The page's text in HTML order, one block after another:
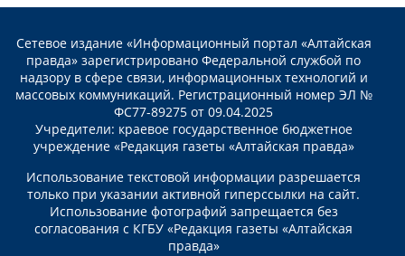
Сетевое издание «Информационный портал «Алтайская
правда» зарегистрировано Федеральной службой по
надзору в сфере связи, информационных технологий и
массовых коммуникаций. Регистрационный номер ЭЛ №
ФС77-89275 от 09.04.2025
Учредители: краевое государственное бюджетное
учреждение «Редакция газеты «Алтайская правда»
Использование текстовой информации разрешается
только при указании активной гиперссылки на сайт.
Использование фотографий запрещается без
согласования с КГБУ «Редакция газеты «Алтайская
правда»